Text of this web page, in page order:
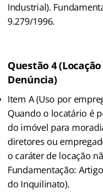
Industrial).
9.279/1996.
Questão 4
Denúncia)
Item A (Uso por
Quando o locatário é
do imóvel para
diretores ou
o caráter de locação
Fundamentação:
do Inquilinato).